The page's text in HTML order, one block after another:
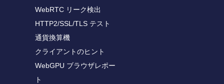
WebRTC リーク検出
HTTP2/SSL/TLS テスト
通貨換算機
クライアントのヒント
WebGPU ブラウザレポー
ト